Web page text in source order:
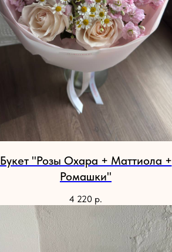
Букет "Розы Охара + Маттиола +
Ромашки"
4 220 р.